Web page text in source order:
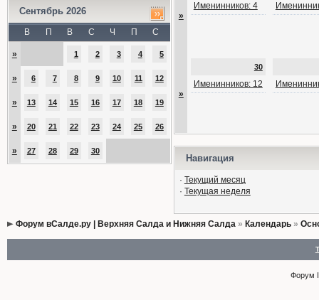
Сентябрь 2026
В П В С Ч П С
» 1 2 3 4 5
» 6 7 8 9 10 11 12
» 13 14 15 16 17 18 19
» 20 21 22 23 24 25 26
» 27 28 29 30
»
Именинников: 4
»
30
Именинников: 12
Навигация
· Текущий месяц
· Текущая неделя
Форум вСалде.ру | Верхняя Салда и Нижняя Салда» Календарь»
Форум